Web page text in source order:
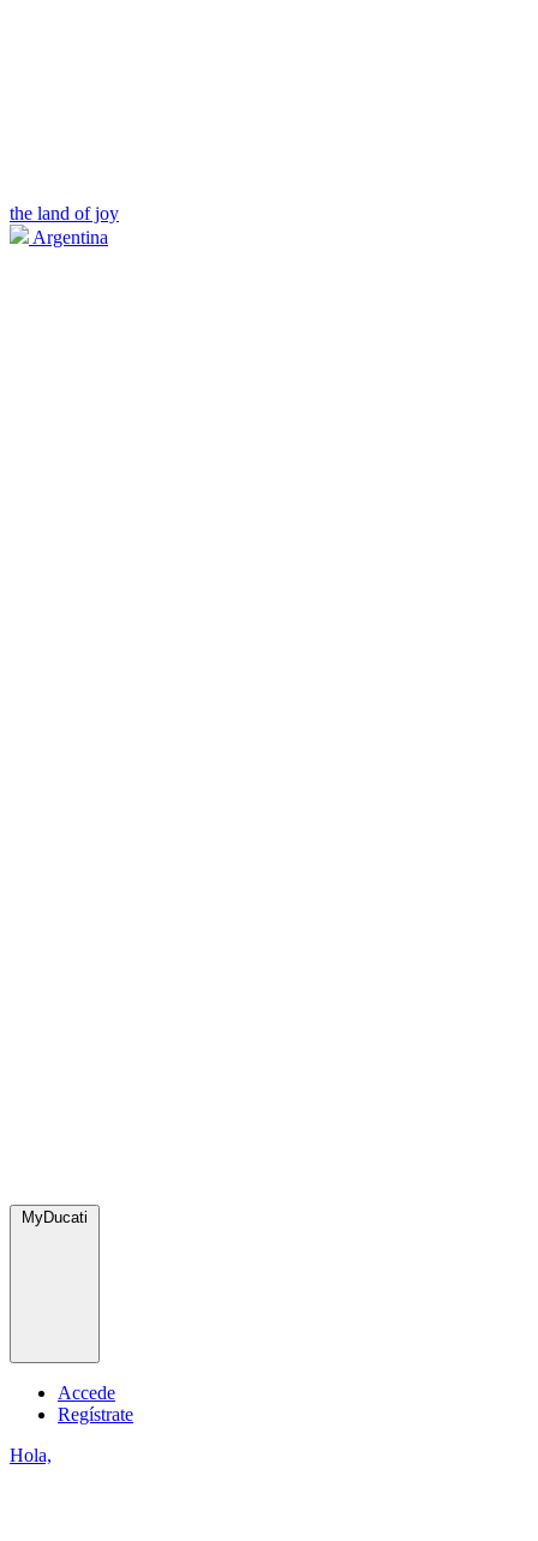
the land of joy
Argentina
MyDucati
Accede
Regístrate
Hola,